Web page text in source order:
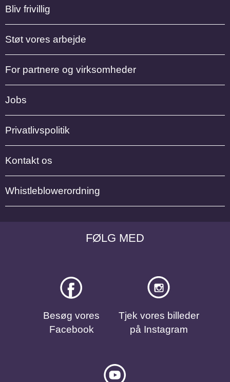
FØLG MED
Besøg vores
Facebook
Tjek vores billeder
på Instagram
Bliv frivillig
Støt vores arbejde
For partnere og virksomheder
Jobs
Privatlivspolitik
Kontakt os
Whistleblowerordning